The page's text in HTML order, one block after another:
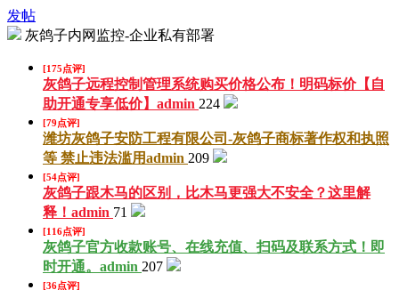
发帖
灰鸽子内网监控-企业私有部署
[175点评]
灰鸽子远程控制管理系统购买价格公布！明码标价【自
助开通专享低价】 admin 224
[79点评]
潍坊灰鸽子安防工程有限公司-灰鸽子商标著作权和执照
等 禁止违法滥用admin 209
[54点评]
灰鸽子跟木马的区别，比木马更强大不安全？这里解
释！ admin 71
[116点评]
灰鸽子官方收款账号、在线充值、扫码及联系方式！即
时开通。 admin 207
[36点评]